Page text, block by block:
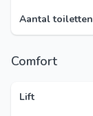
Aantal toiletten
Comfort
Lift